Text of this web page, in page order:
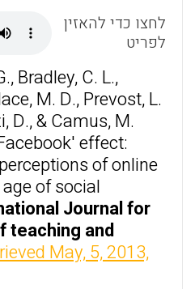
לחצו כדי להאזין
לפריט
Bradley, C. L.,
M. D., Prevost, L.
D., & Camus, M.
effect:
of online
of social
Journal for
teaching and
May, 5, 2013,